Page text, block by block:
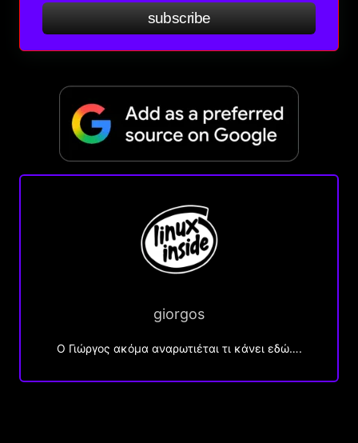
subscribe
giorgos
Ο Γιώργος ακόμα αναρωτιέται τι κάνει εδώ….